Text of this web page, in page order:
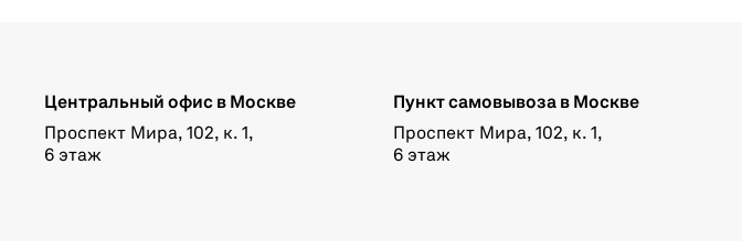
Центральный офис в Москве
Проспект Мира, 102, к. 1,
6 этаж
Пункт самовывоза в Москве
Проспект Мира, 102, к. 1,
6 этаж